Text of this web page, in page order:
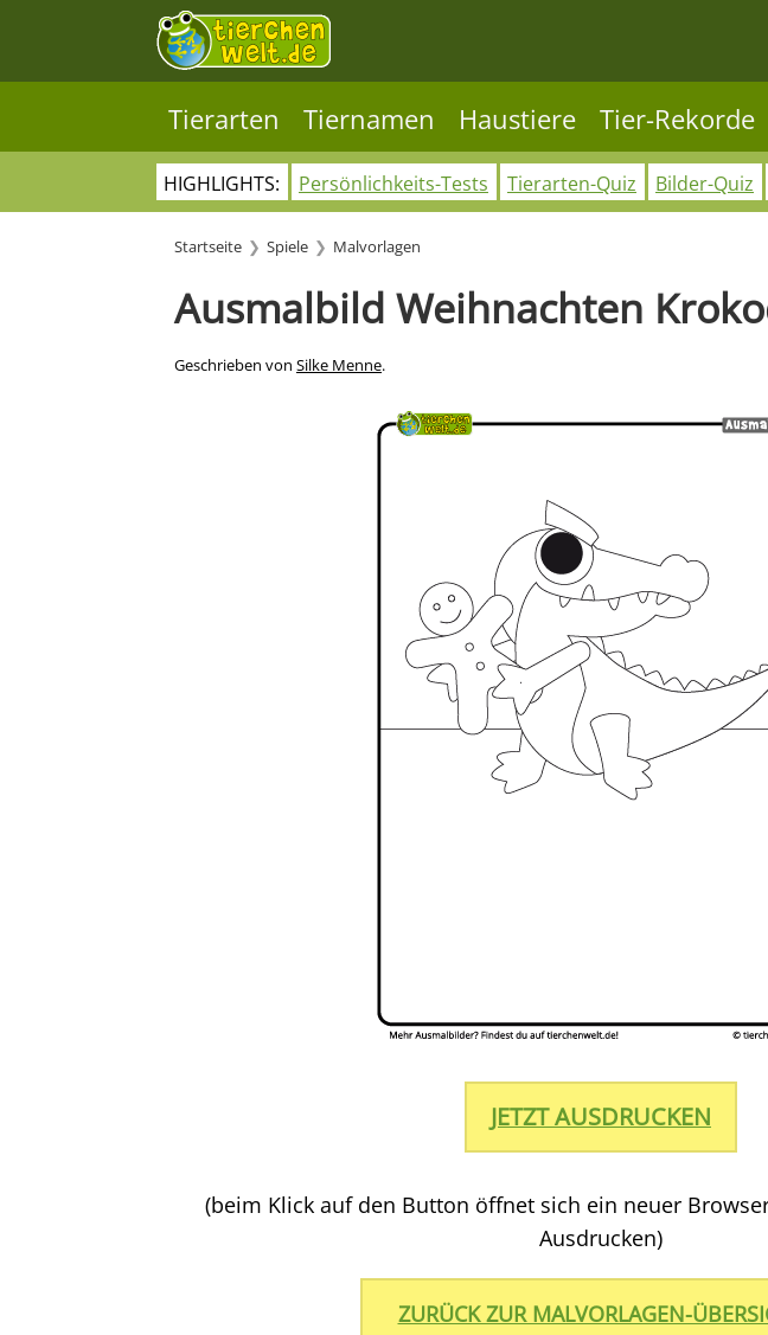
Tierarten Tiernamen Haustiere Tier-Rekorde
HIGHLIGHTS: Persönlichkeits-Tests Tierarten-Quiz Bilder-Quiz
Startseite Spiele Malvorlagen
Ausmalbild Weihnachten
Geschrieben von Silke Menne.
JETZT AUSDRUCKEN
(beim Klick auf den Button öffnet sich ein neuer
Ausdrucken)
ZURÜCK ZUR MALVORLAGEN-